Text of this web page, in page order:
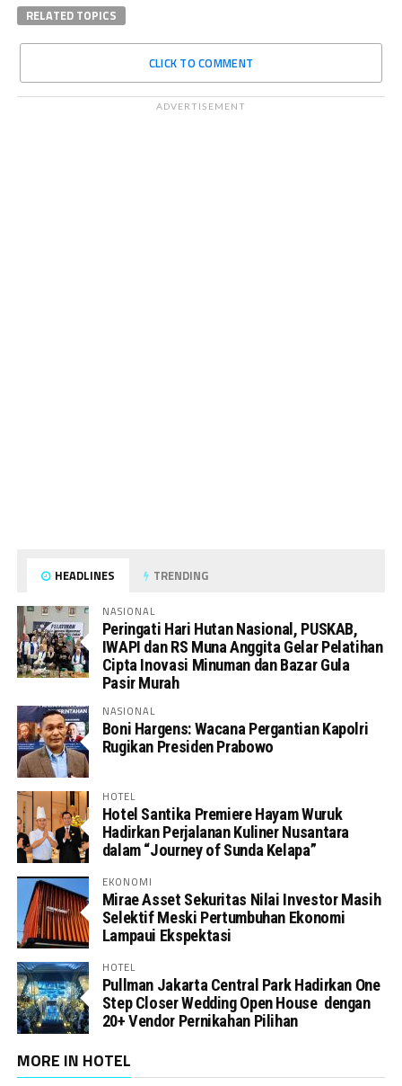
RELATED TOPICS
CLICK TO COMMENT
ADVERTISEMENT
HEADLINES TRENDING
NASIONAL
Peringati Hari Hutan Nasional, PUSKAB,
IWAPI dan RS Muna Anggita Gelar Pelatihan
Cipta Inovasi Minuman dan Bazar Gula
Pasir Murah
NASIONAL
Boni Hargens: Wacana Pergantian Kapolri
Rugikan Presiden Prabowo
HOTEL
Hotel Santika Premiere Hayam Wuruk
Hadirkan Perjalanan Kuliner Nusantara
dalam “Journey of Sunda Kelapa”
EKONOMI
Mirae Asset Sekuritas Nilai Investor Masih
Selektif Meski Pertumbuhan Ekonomi
Lampaui Ekspektasi
HOTEL
Pullman Jakarta Central Park Hadirkan One
Step Closer Wedding Open House dengan
20+ Vendor Pernikahan Pilihan
MORE IN HOTEL